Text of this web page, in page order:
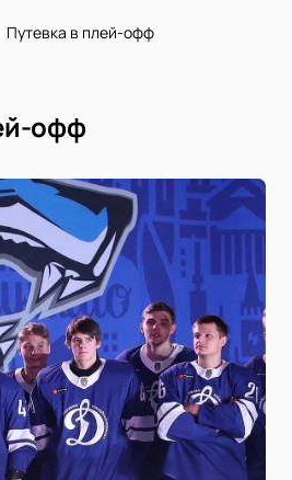
Путевка в плей-офф
офф